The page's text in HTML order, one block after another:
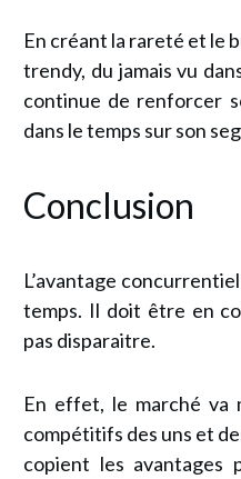
En créant la rareté et le
trendy, du jamais vu
continue de renforcer
dans le temps sur son
Conclusion
L’avantage
temps. Il doit être en
pas disparaitre.
En effet, le marché va
compétitifs des uns et
copient les avantages